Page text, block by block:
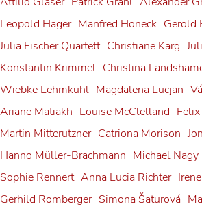
Andrè Schuen
& Ammiel
Salzburg Festival
Tabea
Franz-Josef Selig
Festival
Santander
Franz-Josef Selig
Gerold Huber is
the Federal Cross
Ribbon
Gerold Huber
Leopold Hager Manfred Honeck Gerold
Julia Fischer Quartett Christiane Karg
Konstantin Krimmel Christina
Wiebke Lehmkuhl Magdalena Lucjan
Ariane Matiakh Louise McClelland
Martin Mitterutzner Catriona Morison
Hanno Müller-Brachmann Michael Nagy
Sophie Rennert Anna Lucia Richter
Gerhild Romberger Simona Šaturová